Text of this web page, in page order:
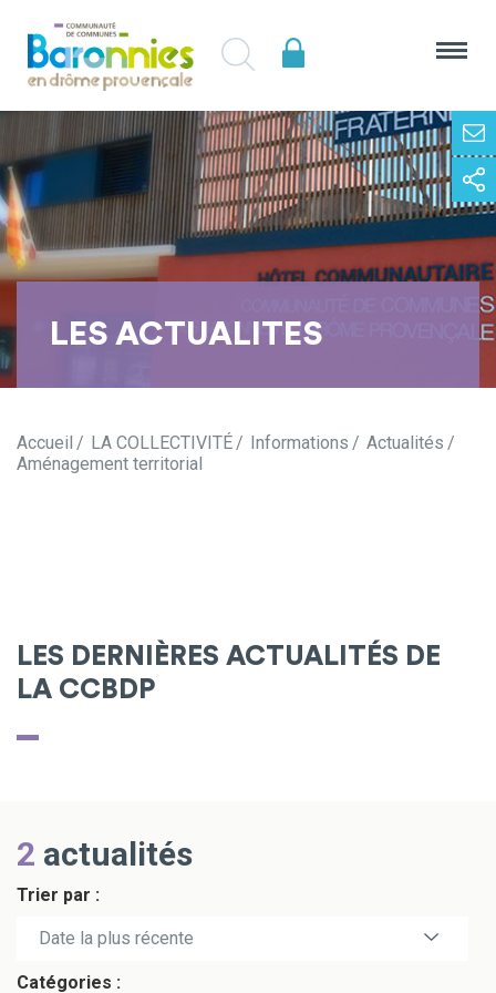
LES ACTUALITES
Accueil LA COLLECTIVITÉ Informations
Actualités
Aménagement territorial
LES DERNIÈRES ACTUALITÉS DE
LA CCBDP
2 actualités
Trier par :
Date la plus récente
Date la plus ancienne
Catégories :